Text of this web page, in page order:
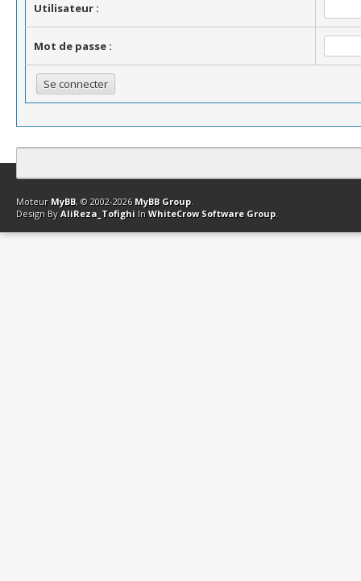
Utilisateur :
Mot de passe :
Contact Club Affiliation Retourner en haut Version bas-débit
Moteur MyBB, © 2002-2026 MyBB Group.
Design By AliReza_Tofighi In WhiteCrow Software Group.